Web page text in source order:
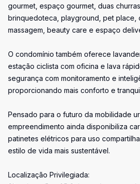
gourmet, espaço gourmet, duas
brinquedoteca, playground, pet place,
massagem, beauty care e espaço
O condomínio também oferece
estação ciclista com oficina e lava
segurança com monitoramento e
proporcionando mais conforto e
Pensado para o futuro da mobilidade
empreendimento ainda disponibiliza
patinetes elétricos para uso
estilo de vida mais sustentável.
Localização Privilegiada: